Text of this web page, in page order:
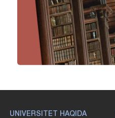
UNIVERSITET HAQIDA